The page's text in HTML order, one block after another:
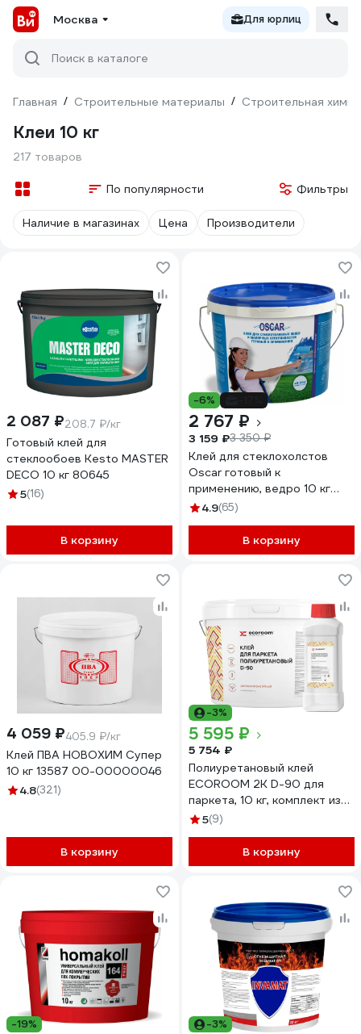
Москва Для юрлиц
Поиск в каталоге
Главная / Строительные материалы / Строительная химия
Клеи 10 кг
217 товаров
По популярности Фильтры
Наличие в магазинах Цена Производители
2 087 ₽208.7 ₽/кг
Готовый клей для
стеклообоев Kesto MASTER
DECO 10 кг 80645
5(16)
В корзину
-6%
2 767 ₽
3 159 ₽3 350 ₽
Клей для стеклохолстов
Oscar готовый к
применению, ведро 10 кг
GOs10
4.9(65)
В корзину
4 059 ₽405.9 ₽/кг
Клей ПВА НОВОХИМ Супер
10 кг 13587 00-00000046
4.8(321)
В корзину
-3%
5 595 ₽
5 754 ₽
Полиуретановый клей
ECOROOM 2К D-90 для
паркета, 10 кг, комплект из
2-х частей: А+Б Е-PUКлей
5(9)
В корзину
-19% -3%